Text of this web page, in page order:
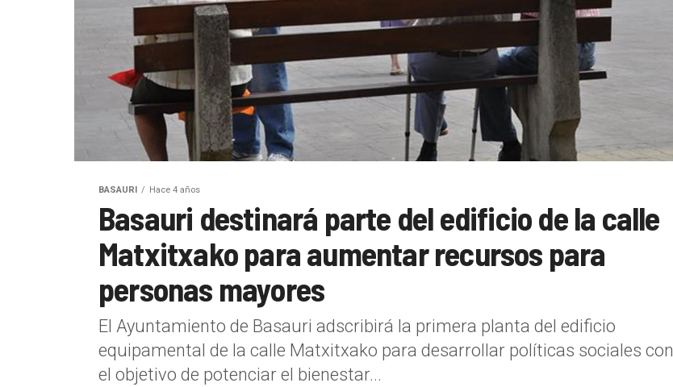
BASAURI Hace 4 años
Basauri destinará parte del edificio de la calle
Matxitxako para aumentar recursos para
personas mayores
El Ayuntamiento de Basauri adscribirá la primera planta del edificio
equipamental de la calle Matxitxako para desarrollar políticas sociales con
el objetivo de potenciar el bienestar...